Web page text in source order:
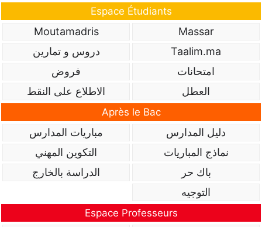
Espace Étudiants
Massar
Moutamadris
Taalim.ma
دروس و تمارين
امتحانات
فروض
العطل
الاطلاع على النقط
Après le Bac
دليل المدارس
مباريات المدارس
نماذج المباريات
التكوين المهني
باك حر
الدراسة بالخارج
التوجيه
Espace Professeurs